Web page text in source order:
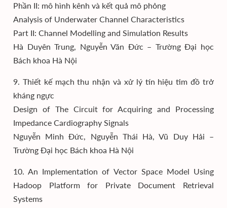
Phần II: mô hình kênh và kết quả mô phỏng
Analysis of Underwater Channel Characteristics
Part II: Channel Modelling and Simulation Results
Hà Duyên Trung, Nguyễn Văn Đức – Trường Đại học
Bách khoa Hà Nội
9. Thiết kế mạch thu nhận và xử lý tín hiệu tim đồ trở
kháng ngực
Design of The Circuit for Acquiring and Processing
Impedance Cardiography Signals
Nguyễn Minh Đức, Nguyễn Thái Hà, Vũ Duy Hải –
Trường Đại học Bách khoa Hà Nội
10. An Implementation of Vector Space Model Using
Hadoop Platform for Private Document Retrieval
Systems